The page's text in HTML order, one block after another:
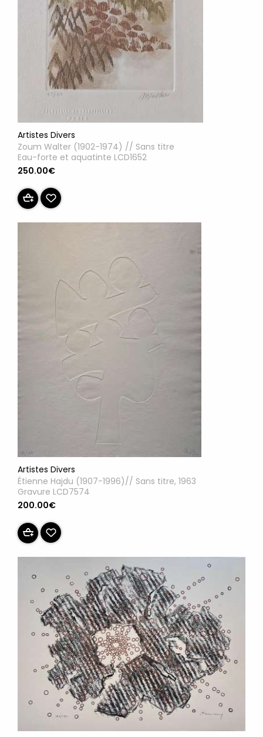
Artistes Divers
Zoum Walter (1902-1974) // Sans titre
Eau-forte et aquatinte LCD1652
250.00€
Artistes Divers
Étienne Hajdu (1907-1996)// Sans titre, 1963
Gravure LCD7574
200.00€